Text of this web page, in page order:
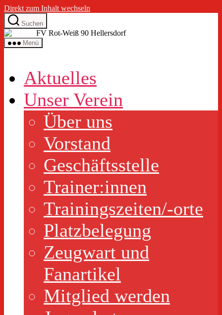
Direkt zum Inhalt wechseln
Suchen
FV Rot-Weiß 90 Hellersdorf
Menü
Aktuelles
Unser Verein
Über uns
Vorstand
Geschäftsstelle
Trainer:innen
Trainingszeiten/-orte
Platzbelegung
Zeugwart und
Fanartikel
Mitglied werden